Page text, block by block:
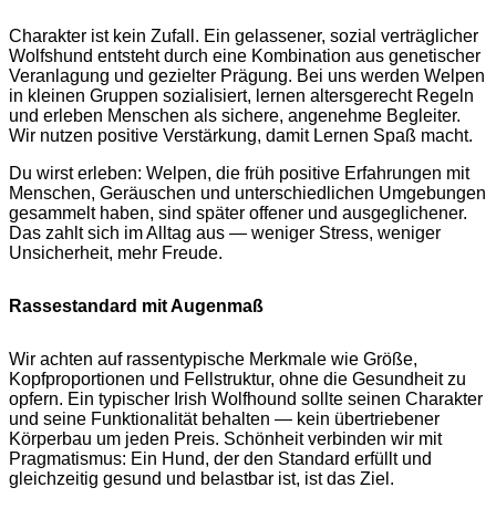
Charakter ist kein Zufall. Ein gelassener, sozial verträglicher
Wolfshund entsteht durch eine Kombination aus genetischer
Veranlagung und gezielter Prägung. Bei uns werden Welpen
in kleinen Gruppen sozialisiert, lernen altersgerecht Regeln
und erleben Menschen als sichere, angenehme Begleiter.
Wir nutzen positive Verstärkung, damit Lernen Spaß macht.
Du wirst erleben: Welpen, die früh positive Erfahrungen mit
Menschen, Geräuschen und unterschiedlichen Umgebungen
gesammelt haben, sind später offener und ausgeglichener.
Das zahlt sich im Alltag aus — weniger Stress, weniger
Unsicherheit, mehr Freude.
Rassestandard mit Augenmaß
Wir achten auf rassentypische Merkmale wie Größe,
Kopfproportionen und Fellstruktur, ohne die Gesundheit zu
opfern. Ein typischer Irish Wolfhound sollte seinen Charakter
und seine Funktionalität behalten — kein übertriebener
Körperbau um jeden Preis. Schönheit verbinden wir mit
Pragmatismus: Ein Hund, der den Standard erfüllt und
gleichzeitig gesund und belastbar ist, ist das Ziel.